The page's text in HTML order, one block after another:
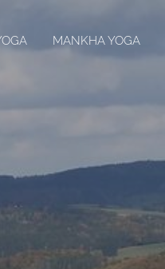
MANKHA YOGA